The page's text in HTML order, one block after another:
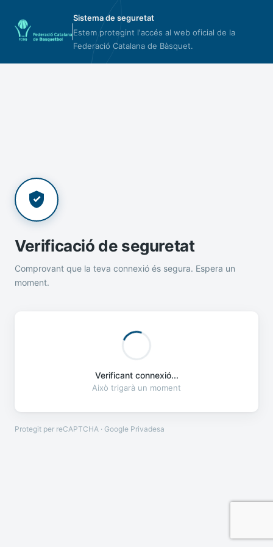
Sistema de seguretat
Estem protegint l'accés al web oficial de la
Federació Catalana de Bàsquet.
Verificació de seguretat
Comprovant que la teva connexió és segura. Espera un
moment.
Verificant connexió...
Això trigarà un moment
Protegit per reCAPTCHA · Google Privadesa